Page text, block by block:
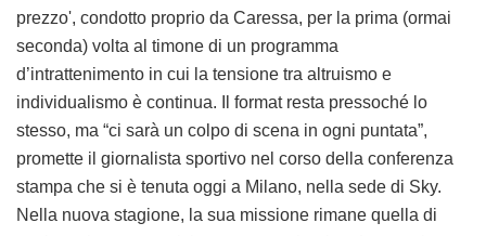
prezzo', condotto proprio da Caressa, per la prima (ormai
seconda) volta al timone di un programma
d’intrattenimento in cui la tensione tra altruismo e
individualismo è continua. Il format resta pressoché lo
stesso, ma “ci sarà un colpo di scena in ogni puntata”,
promette il giornalista sportivo nel corso della conferenza
stampa che si è tenuta oggi a Milano, nella sede di Sky.
Nella nuova stagione, la sua missione rimane quella di